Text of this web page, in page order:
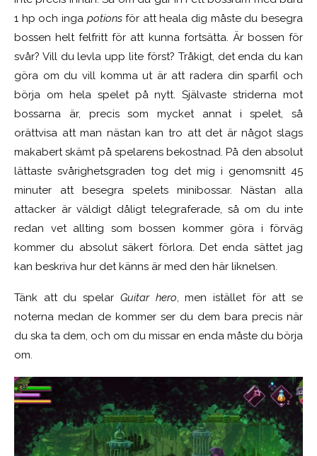
1 hp och inga potionsför att heala dig måste du besegra
bossen helt felfritt för att kunna fortsätta. Är bossen för
svår? Vill du levla upp lite först? Tråkigt, det enda du kan
göra om du vill komma ut är att radera din sparfil och
börja om hela spelet på nytt. Självaste striderna mot
bossarna är, precis som mycket annat i spelet, så
orättvisa att man nästan kan tro att det är något slags
makabert skämt på spelarens bekostnad. På den absolut
lättaste svårighetsgraden tog det mig i genomsnitt 45
minuter att besegra spelets minibossar. Nästan alla
attacker är väldigt dåligt telegraferade, så om du inte
redan vet allting som bossen kommer göra i förväg
kommer du absolut säkert förlora. Det enda sättet jag
kan beskriva hur det känns är med den här liknelsen.
Tänk att du spelar Guitar hero, men istället för att se
noterna medan de kommer ser du dem bara precis när
du ska ta dem, och om du missar en enda måste du börja
om.